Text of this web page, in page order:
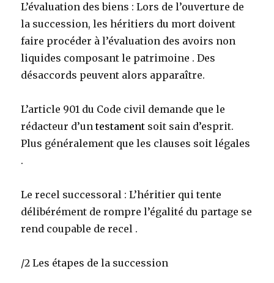
L’évaluation des biens : Lors de l’ouverture de
la succession, les héritiers du mort doivent
faire procéder à l’évaluation des avoirs non
liquides composant le patrimoine . Des
désaccords peuvent alors apparaître.
L’article 901 du Code civil demande que le
rédacteur d’untestament soit sain d’esprit.
Plus généralement que les clauses soit légales
.
Le recel successoral : L’héritier qui tente
délibérément de rompre l’égalité du partage se
rend coupable de recel .
/2 Les étapes de la succession